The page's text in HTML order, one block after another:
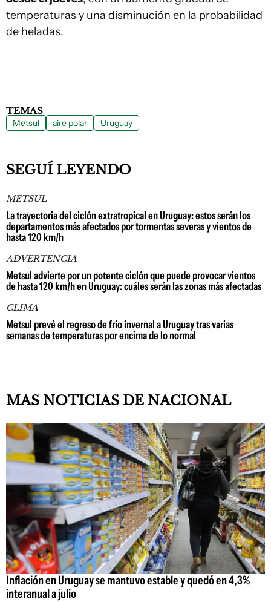
temperaturas y una disminución en la probabilidad
de heladas.
TEMAS
Metsul aire polar Uruguay
SEGUÍ LEYENDO
METSUL
La trayectoria del ciclón extratropical en Uruguay: estos serán los
departamentos más afectados por tormentas severas y vientos de
hasta 120 km/h
ADVERTENCIA
Metsul advierte por un potente ciclón que puede provocar vientos
de hasta 120 km/h en Uruguay: cuáles serán las zonas más afectadas
CLIMA
Metsul prevé el regreso de frío invernal a Uruguay tras varias
semanas de temperaturas por encima de lo normal
MAS NOTICIAS DE NACIONAL
Inflación en Uruguay se mantuvo estable y quedó en 4,3%
interanual a julio